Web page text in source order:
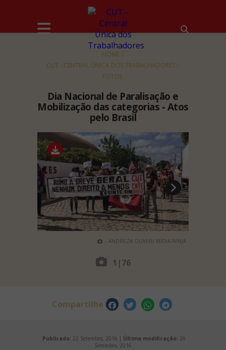
HOME
CUT - CENTRAL ÚNICA DOS TRABALHADORES
FOTOS
Dia Nacional de Paralisação e
Mobilização das categorias - Atos
pelo Brasil
- ANDREZA OLIVER/ MÍDIA NINJA
1 |76
Compartilhe
Publicado: 22 Setembro, 2016 | Última modificação: 26
Setembro, 2016